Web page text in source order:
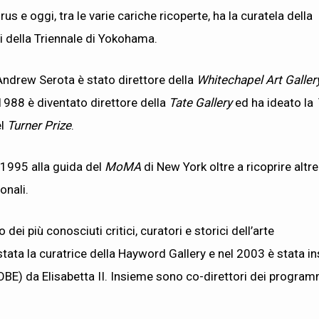
e oggi, tra le varie cariche ricoperte, ha la curatela della
Triennale di Yokohama.
Serota è stato direttore della Whitechapel Art
è diventato direttore della Tate Galleryed ha ideato la
Turner Prize.
alla guida del MoMA di New York oltre a ricoprire altre
dei più conosciuti critici, curatori e storici dell’arte
la curatrice della Hayword Gallery e nel 2003 è stata
da Elisabetta II. Insieme sono co-direttori dei